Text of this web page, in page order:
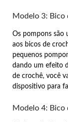
Modelo 3: Bico
Os pompons são
aos bicos de
pequenos
dando um efeito
de crochê, você
dispositivo para
Modelo 4: Bico